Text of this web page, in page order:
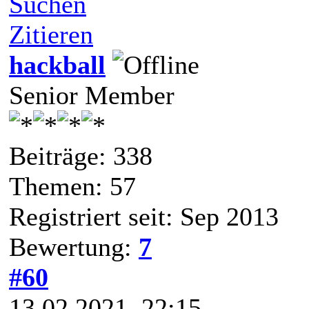
Zitieren
hackball
Senior Member
Beiträge: 338
Themen: 57
Registriert seit: Sep 2013
Bewertung: 7
#60